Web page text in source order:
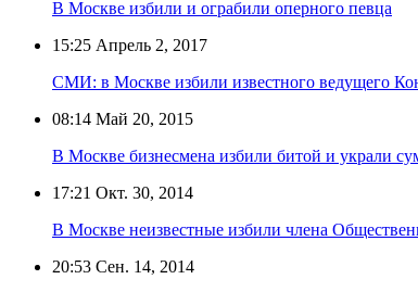
В Москве избили и ограбили оперного певца
15:25 Апрель 2, 2017
СМИ: в Москве избили известного ведущего
08:14 Май 20, 2015
В Москве бизнесмена избили битой и украли
17:21 Окт. 30, 2014
В Москве неизвестные избили члена
20:53 Сен. 14, 2014